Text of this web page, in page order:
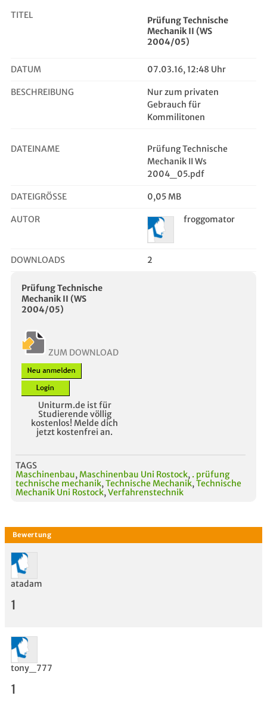
TITEL
Prüfung Technische
Mechanik II (WS
2004/05)
DATUM 07.03.16, 12:48 Uhr
BESCHREIBUNG
Nur zum privaten
Gebrauch für
Kommilitonen
DATEINAME
Prüfung Technische
Mechanik II Ws
2004_05.pdf
DATEIGRÖSSE 0,05 MB
AUTOR froggomator
DOWNLOADS 2
Prüfung Technische
Mechanik II (WS
2004/05)
ZUM DOWNLOAD
Uniturm.de ist für
Studierende völlig
kostenlos! Melde dich
jetzt kostenfrei an.
TAGS
Maschinenbau, Maschinenbau Uni Rostock, . prüfung
technische mechanik, Technische Mechanik, Technische
Mechanik Uni Rostock, Verfahrenstechnik
atadam
1
tony_777
1